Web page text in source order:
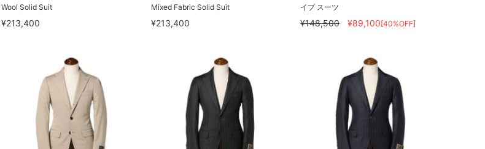
Wool Solid Suit
¥213,400
Mixed Fabric Solid Suit
¥213,400
イプ スーツ
¥148,500 ¥89,100[40%OFF]